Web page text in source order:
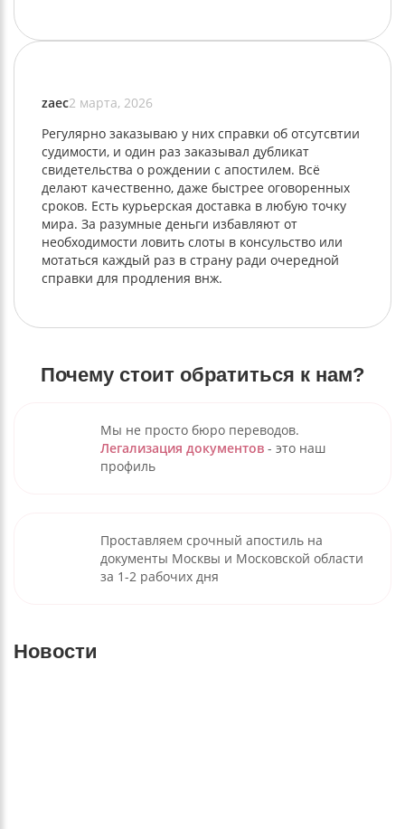
zaec2 марта, 2026
Регулярно заказываю у них справки об отсутсвтии
судимости, и один раз заказывал дубликат
свидетельства о рождении с апостилем. Всё
делают качественно, даже быстрее оговоренных
сроков. Есть курьерская доставка в любую точку
мира. За разумные деньги избавляют от
необходимости ловить слоты в консульство или
мотаться каждый раз в страну ради очередной
справки для продления внж.
Почему стоит обратиться к нам?
Мы не просто бюро переводов.
Легализация документов - это наш
профиль
Проставляем срочный апостиль на
документы Москвы и Московской области
за 1-2 рабочих дня
Новости